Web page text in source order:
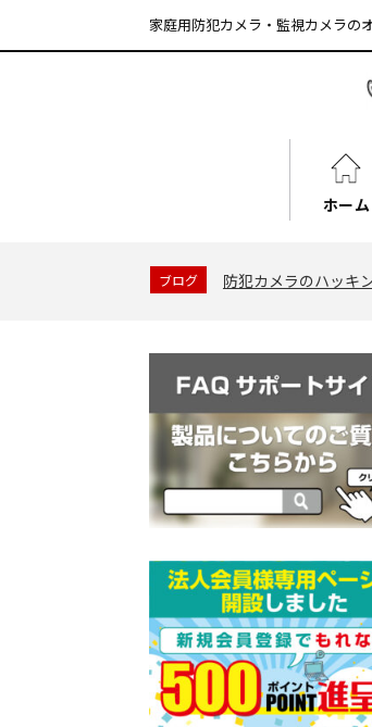
家庭用防犯カメラ・監視カメラの
ホーム
ブログ 防犯カメラのハッキ